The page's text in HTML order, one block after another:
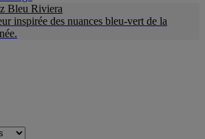
Bleu Riviera
inspirée des nuances bleu-vert de la